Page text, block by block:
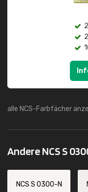
alle NCS-Farbfächer
Andere NCS S
NCS S 0300-N